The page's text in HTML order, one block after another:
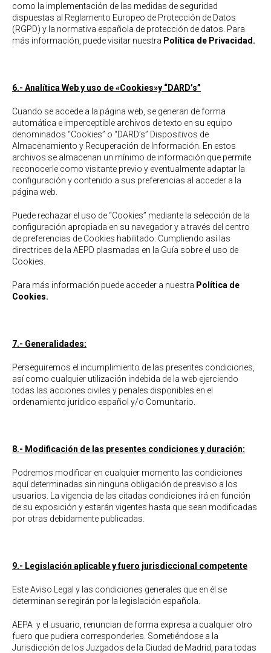
como la implementación de las medidas de seguridad
dispuestas al Reglamento Europeo de Protección de Datos
(RGPD) y la normativa española de protección de datos. Para
más información, puede visitar nuestra Política de Privacidad .
6.- Analítica Web y uso de «Cookies»y “DARD’s”
Cuando se accede a la página web, se generan de forma
automática e imperceptible archivos de texto en su equipo
denominados “Cookies” o “DARD’s” Dispositivos de
Almacenamiento y Recuperación de Información. En estos
archivos se almacenan un mínimo de información que permite
reconocerle como visitante previo y eventualmente adaptar la
configuración y contenido a sus preferencias al acceder a la
página web.
Puede rechazar el uso de “Cookies” mediante la selección de la
configuración apropiada en su navegador y a través del centro
de preferencias de Cookies habilitado. Cumpliendo así las
directrices de la AEPD plasmadas en la Guía sobre el uso de
Cookies.
Para más información puede acceder a nuestra Política de
Cookies.
7.- Generalidades:
Perseguiremos el incumplimiento de las presentes condiciones,
así como cualquier utilización indebida de la web ejerciendo
todas las acciones civiles y penales disponibles en el
ordenamiento jurídico español y/o Comunitario.
8.- Modificación de las presentes condiciones y duración:
Podremos modificar en cualquier momento las condiciones
aquí determinadas sin ninguna obligación de preaviso a los
usuarios. La vigencia de las citadas condiciones irá en función
de su exposición y estarán vigentes hasta que sean modificadas
por otras debidamente publicadas.
9.- Legislación aplicable y fuero jurisdiccional competente
Este Aviso Legal y las condiciones generales que en él se
determinan se regirán por la legislación española.
AEPA y el usuario, renuncian de forma expresa a cualquier otro
fuero que pudiera corresponderles. Sometiéndose a la
Jurisdicción de los Juzgados de la Ciudad de Madrid, para todas